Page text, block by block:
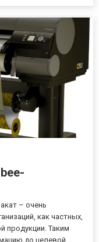
– очень
как частных,
продукции. Таким
до целевой